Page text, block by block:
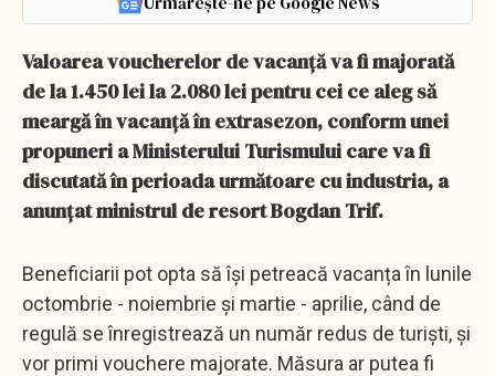
Valoarea voucherelor de vacanță va fi majorată
de la 1.450 lei la 2.080 lei pentru cei ce aleg să
meargă în vacanță în extrasezon, conform unei
propuneri a Ministerului Turismului care va fi
discutată în perioada următoare cu industria, a
anunțat ministrul de resort Bogdan Trif.
Beneficiarii pot opta să își petreacă vacanța în lunile
octombrie - noiembrie și martie - aprilie, când de
regulă se înregistrează un număr redus de turiști, și
vor primi vouchere majorate. Măsura ar putea fi